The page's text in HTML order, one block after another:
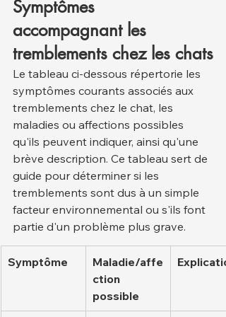
Symptômes
accompagnant les
tremblements chez les chats
Le tableau ci-dessous répertorie les
symptômes courants associés aux
tremblements chez le chat, les
maladies ou affections possibles
qu'ils peuvent indiquer, ainsi qu'une
brève description. Ce tableau sert de
guide pour déterminer si les
tremblements sont dus à un simple
facteur environnemental ou s'ils font
partie d'un problème plus grave.
Symptôme
Maladie/affe
ction
possible